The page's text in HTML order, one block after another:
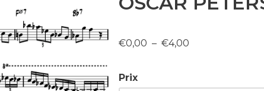
€0,00 – €4,00
Prix